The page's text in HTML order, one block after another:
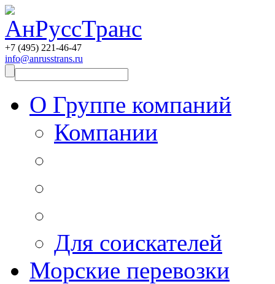
+7 (495) 221-46-47
info@anrusstrans.ru
О Группе компаний
Компании
Для соискателей
Морские перевозки